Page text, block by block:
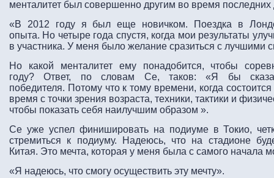
менталитет был совершенно другим во время последних
«В 2012 году я был еще новичком. Поездка в
опыта. Но четыре года спустя, когда мои результаты
в участника. У меня было желание сразиться с лучшими
Но какой менталитет ему понадобится, чтобы
году? Ответ, по словам Се, таков: «Я бы
победителя. Потому что к тому времени, когда
время с точки зрения возраста, техники, тактики и
чтобы показать себя наилучшим образом ».
Се уже успел финишировать на подиуме в Токио,
стремиться к подиуму. Надеюсь, что на стадионе
Китая. Это мечта, которая у меня была с самого начала
«Я надеюсь, что смогу осуществить эту мечту».